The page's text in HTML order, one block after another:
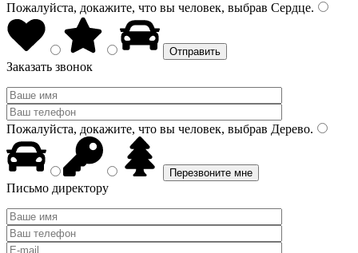
Пожалуйста, докажите, что вы человек, выбрав Сердце.
Заказать звонок
Пожалуйста, докажите, что вы человек, выбрав Дерево.
Письмо директору